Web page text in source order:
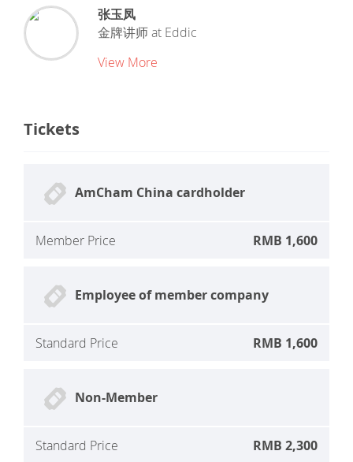
张玉凤
金牌讲师at Eddic
View More
Tickets
AmCham China cardholder
Member Price RMB 1,600
Employee of member company
Standard Price RMB 1,600
Non-Member
Standard Price RMB 2,300